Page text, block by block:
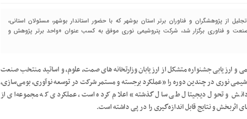
از پژوهشگران و فناوران برتر استان بوشهر که با حضور استاندار بوشهر، مسئولان استانی،
و فناوری برگزار شد، شرکت پتروشیمی نوری موفق به کسب عنوان «واحد برتر پژوهش و
و ارزیابی جشنواره متشکل از ارزیابان وزارتخانه های صمت، علوم، و اساتید منتخب صنعت
نوری در چندین دوره را «عملکرد برجسته و مستمر شرکت در توسعه نوآوری، بومی‌سازی،
و تحول دیجیتال طی سال گذشته» اعلام کرده است، عملکردی که مجموعه‌ای از
اثربخش و نتایج قابل اندازه‌گیری را در پی داشته است.